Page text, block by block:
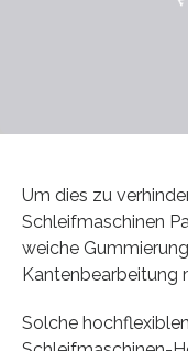
Um dies zu
Schleifmaschinen
weiche
Kantenbearbeitung
Solche